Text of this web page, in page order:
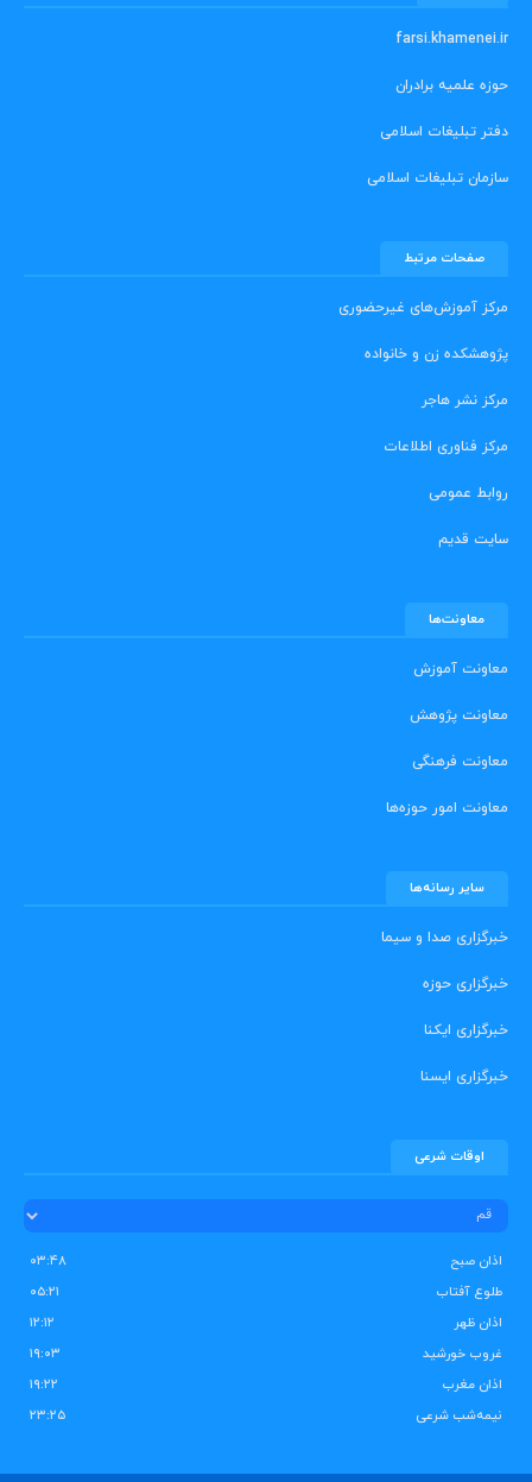
farsi.khamenei.ir
حوزه علمیه برادران
دفتر تبلیغات اسلامی
سازمان تبلیغات اسلامی
صفحات مرتبط
مرکز آموزش‌های غیرحضوری
پژوهشکده زن و خانواده
مرکز نشر هاجر
مرکز فناوری اطلاعات
روابط عمومی
سایت قدیم
معاونت‌ها
معاونت آموزش
معاونت پژوهش
معاونت فرهنگی
معاونت امور حوزه‌ها
سایر رسانه‌ها
خبرگزاری صدا و سیما
خبرگزاری حوزه
خبرگزاری ایکنا
خبرگزاری ایسنا
اوقات شرعی
اذان صبح
۰۳:۴۸
طلوع آفتاب
۰۵:۲۱
اذان ظهر
۱۲:۱۲
غروب خورشید
۱۹:۰۳
اذان مغرب
۱۹:۲۲
نیمه‌شب شرعی
۲۳:۲۵